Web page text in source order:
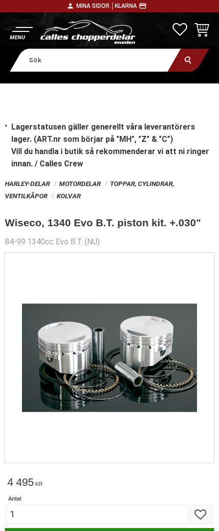
person MINA SIDOR │ KLARNA payment
Lagerstatusen gäller generellt våra leverantörers
lager. (ART.nr som börjar på "MH", "Z" & "C")
Vill du handla i butik så rekommenderar vi att ni ringer
innan. / Calles Crew
HARLEY-DELAR MOTORDELAR
TOPPAR, CYLINDRAR,
VENTILKÅPOR
KOLVAR
Wiseco, 1340 Evo B.T. piston kit. +.030"
84-99 1340cc Evo B.T. (NU)
4 495 KR
Antal